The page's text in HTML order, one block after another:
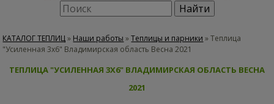
КАТАЛОГ ТЕПЛИЦ» Наши работы »Теплицы и парники »Теплица
"Усиленная 3х6" Владимирская область Весна 2021
ТЕПЛИЦА "УСИЛЕННАЯ 3Х6" ВЛАДИМИРСКАЯ ОБЛАСТЬ ВЕСНА
2021